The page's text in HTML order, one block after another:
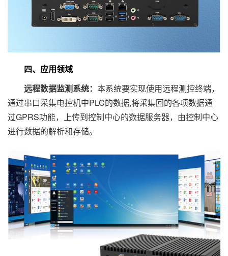
四、应用领域
远程数据监测系统： 本系统要实现使用远程测控终端，
通过串口采集电控机中PLC的数据,将采集回的各项数据通
过GPRS功能，上传到控制中心的数据服务器，由控制中心
进行数据的解析和存储。